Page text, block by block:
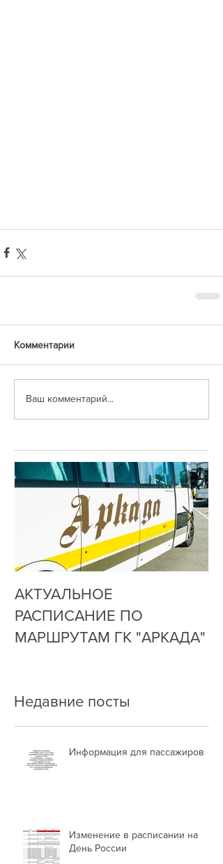
Комментарии
Ваш комментарий...
АКТУАЛЬНОЕ
РАСПИСАНИЕ ПО
МАРШРУТАМ ГК "АРКАДА"
Недавние посты
Информация для пассажиров
Изменение в расписании на
День России